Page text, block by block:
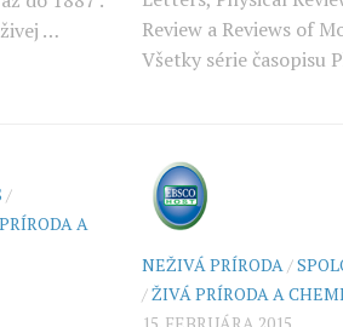
…
Review a Reviews of
Všetky série časopisu
/
A
NEŽIVÁ PRÍRODA/
/ŽIVÁ PRÍRODA A